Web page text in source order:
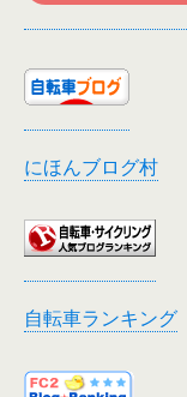
にほんブログ村
自転車ランキング